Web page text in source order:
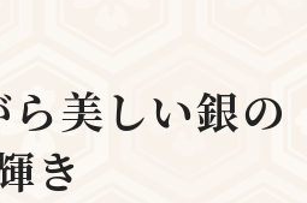
美しい銀の
き